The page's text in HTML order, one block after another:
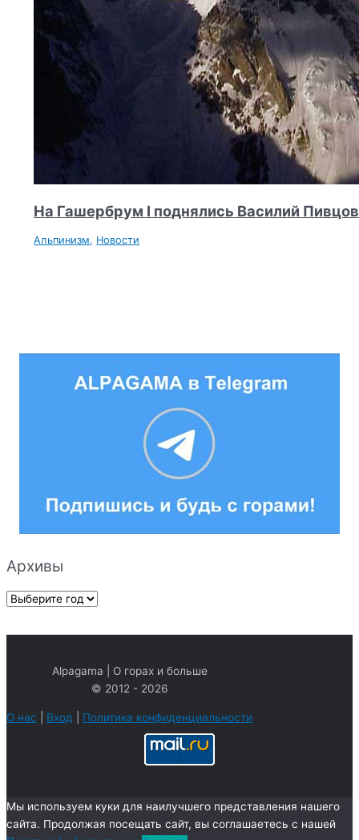
На Гашербрум I поднялись Василий
Альпинизм, Новости
Архивы
А
Alpagama | О горах и больше
© 2012 - 2026
О нас Вход Политика конфиденциальности
Мы используем куки для наилучшего представления нашего
сайта. Продолжая посещать сайт, вы соглашаетесь с нашей